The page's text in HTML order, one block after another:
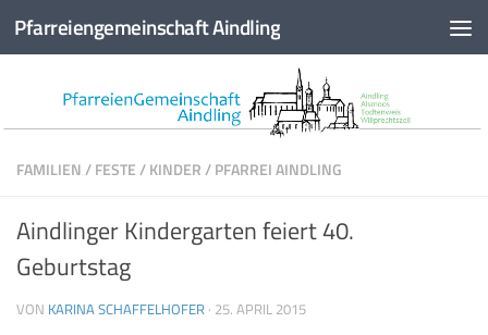
Zum Inhalt springen
Pfarreiengemeinschaft Aindling
FAMILIEN/FESTE/KINDER/PFARREI AINDLING
Aindlinger Kindergarten feiert 40.
Geburtstag
VON KARINA SCHAFFELHOFER · 25. APRIL 2015